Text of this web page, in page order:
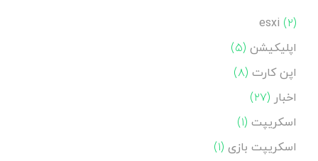
esxi (۲)
اپلیکیشن (۵)
اپن کارت (۸)
اخبار (۲۷)
اسکریپت (۱)
اسکریپت بازی (۱)